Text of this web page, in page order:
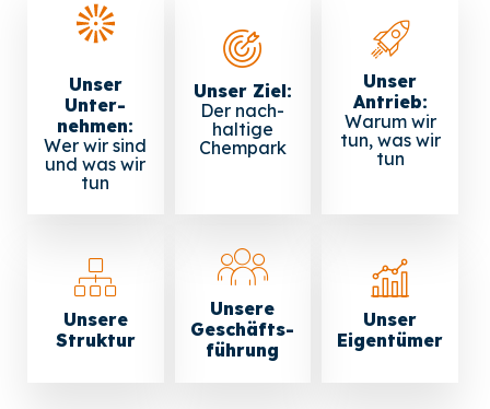
Unser
Unter­
nehmen:
Wer wir sind
und was wir
tun
Unser Ziel:
Der nach­
haltige
Chempark
Unser
Antrieb:
Warum wir
tun, was wir
tun
Unsere
Struktur
Unsere
Geschäfts­
führung
Unser
Eigen­tümer